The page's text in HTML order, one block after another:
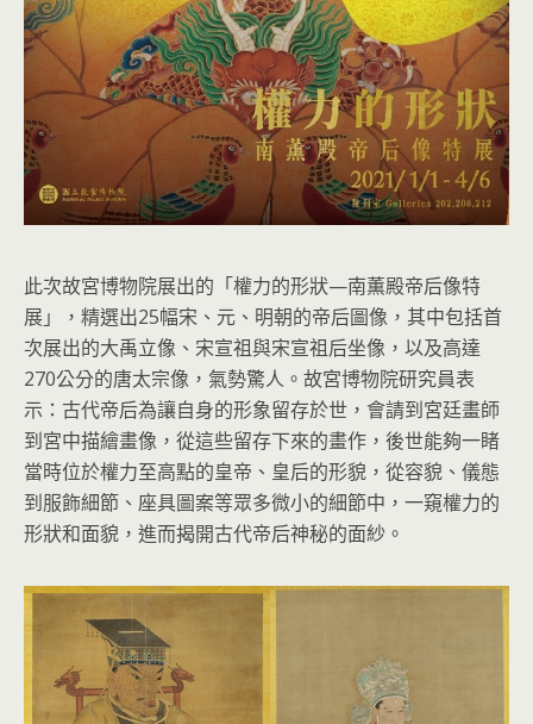
此次故宮博物院展出的「權力的形狀—南薫殿帝后像特
展」，精選出25幅宋、元、明朝的帝后圖像，其中包括首
次展出的大禹立像、宋宣祖與宋宣祖后坐像，以及高達
270公分的唐太宗像，氣勢驚人。故宮博物院研究員表
示：古代帝后為讓自身的形象留存於世，會請到宮廷畫師
到宮中描繪畫像，從這些留存下來的畫作，後世能夠一睹
當時位於權力至高點的皇帝、皇后的形貌，從容貌、儀態
到服飾細節、座具圖案等眾多微小的細節中，一窺權力的
形狀和面貌，進而揭開古代帝后神秘的面紗。